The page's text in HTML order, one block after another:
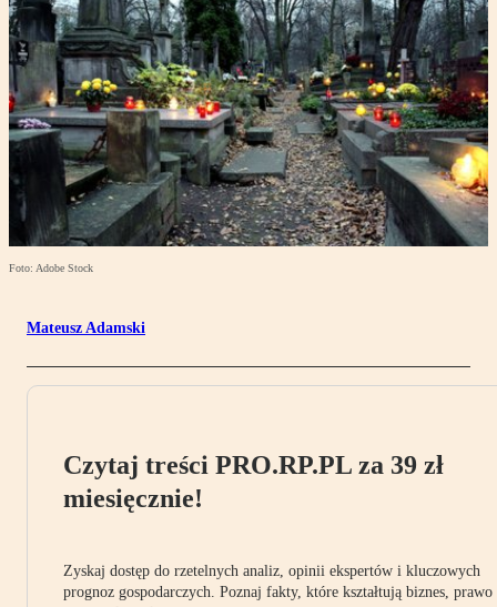
Foto: Adobe Stock
Mateusz Adamski
Czytaj treści PRO.RP.PL za 39 zł
miesięcznie!
Zyskaj dostęp do rzetelnych analiz, opinii ekspertów i kluczowych
prognoz gospodarczych. Poznaj fakty, które kształtują biznes, prawo